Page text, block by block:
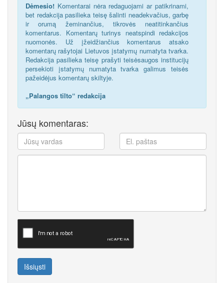
Dėmesio! Komentarai nėra redaguojami ar patikrinami,
bet redakcija pasilieka teisę šalinti neadekvačius, garbę
ir orumą žeminančius, tikrovės neatitinkančius
komentarus. Komentarų turinys neatspindi redakcijos
nuomonės. Už įžeidžiančius komentarus atsako
komentarų rašytojai Lietuvos įstatymų numatyta tvarka.
Redakcija pasilieka teisę prašyti teisėsaugos institucijų
persekioti įstatymų numatyta tvarka galimus teisės
pažeidėjus komentarų skiltyje.
„Palangos tilto“ redakcija
Jūsų komentaras:
Išsiųsti